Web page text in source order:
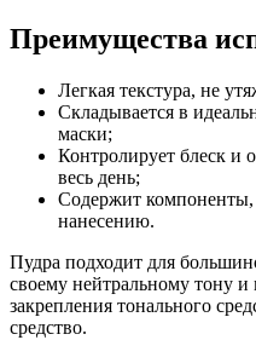
Преимущества
Легкая текстура, не
Складывается в
маски;
Контролирует блеск и
весь день;
Содержит
нанесению.
Пудра подходит для
своему нейтральному тону и
закрепления тонального
средство.